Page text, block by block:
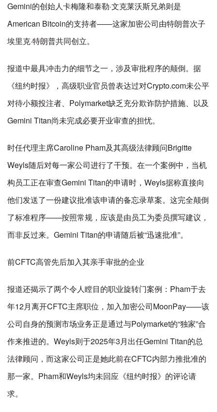
Gemini的创始人卡梅隆和泰勒·文克莱沃斯兄弟则是
American Bitcoin的支持者——这家加密公司由特朗普次子
埃里克·特朗普共同创立。
报道中最具冲击力的细节之一，涉及审批程序的颠倒。据
《纽约时报》，高级职业官员曾表达过对Crypto.com未公平
对待小额投注者、Polymarket缺乏充分欺诈防护措施、以及
Gemini Titan尚未完成必要开业审查的担忧。
时任代理主席Caroline Pham及其高级法律顾问Brigitte
Weyls随后对每一家公司进行了干预。在一个案例中，当机
构员工正在审查Gemini Titan的申请时，Weyls据称直接向
他们发送了一份建议批准该申请的备忘录草案。这完全颠倒
了标准程序——按照常规，应该是由员工为委员撰写建议，
而非反过来。Gemini Titan的申请随后被“迅速批准”。
前CFTC高管先后加入其亲手审批的企业
报道还揭示了两个令人瞠目的职业旋转门案例：Pham于去
年12月离开CFTC主席职位，加入加密公司MoonPay——该
公司自身的预测市场业务正是通过与Polymarket的“独家”合
作来推进的。Weyls则于2025年3月出任Gemini Titan的总
法律顾问，而这家公司正是她此前在CFTC内部力推批准的
那一家。Pham和Weyls均未回应《纽约时报》的评论请
求。